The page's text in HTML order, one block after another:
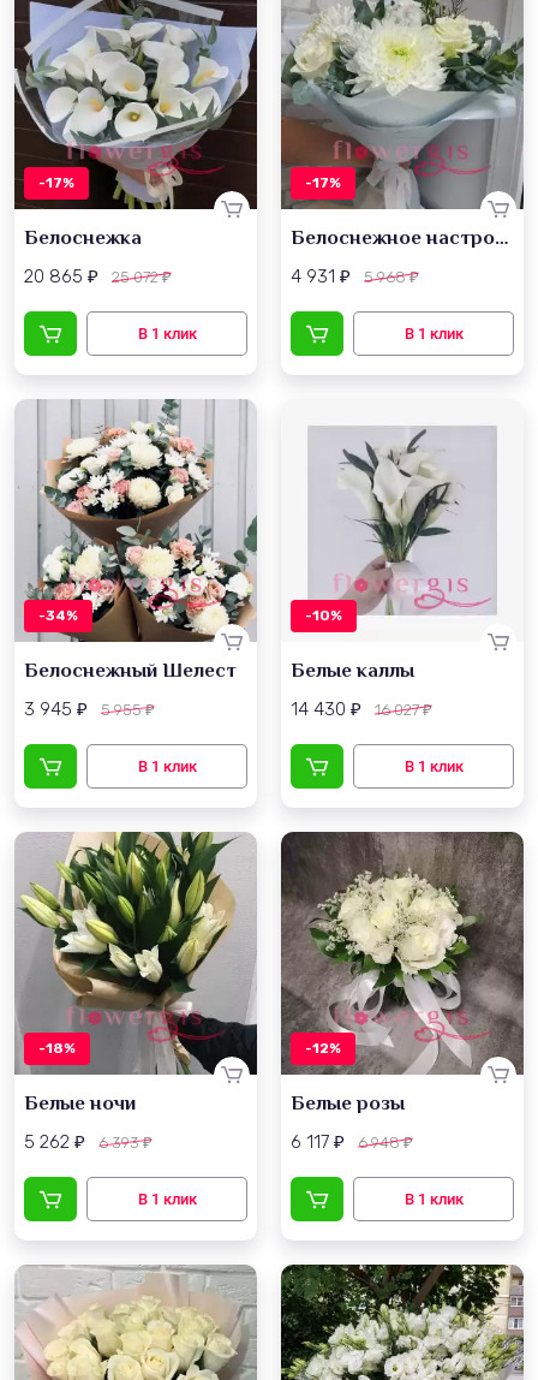
-17%
Белоснежка
20 865 ₽ 25 072₽
-17%
Белоснежное настроение
4 931 ₽ 5 968₽
-34%
Белоснежный Шелест
3 945 ₽ 5 955₽
-10%
Белые каллы
14 430 ₽ 16 027₽
-18%
Белые ночи
5 262 ₽ 6 393₽
-12%
Белые розы
6 117 ₽ 6 948₽